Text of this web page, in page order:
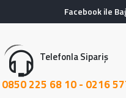
Facebook ile
Telefonla Sipariş
0850 225 68 10 - 0216